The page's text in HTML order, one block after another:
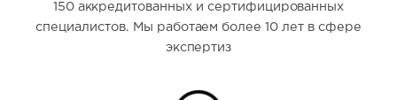
150 аккредитованных и сертифицированных
специалистов. Мы работаем более 10 лет в сфере
экспертиз